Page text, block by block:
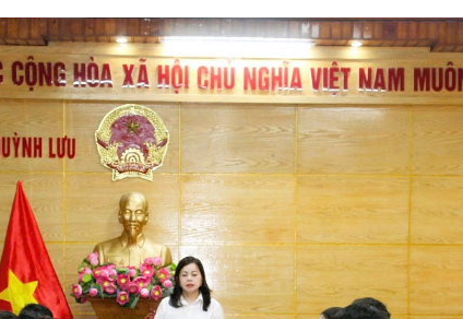
Tài liệu kỳ họp HĐND tỉnh
Tài liệu giám sát, khảo sát
Nghị quyết của HĐND tỉnh
tỉnh
GÓP Ý XÂY DỰNG CHÍNH SÁCH,
PHÁP LUẬT
Góp ý xây dựng Chính Sách, Pháp Luật
NON NƯỚC, CON NGƯỜI XỨ NGHỆ
Miền di sản xứ Nghệ